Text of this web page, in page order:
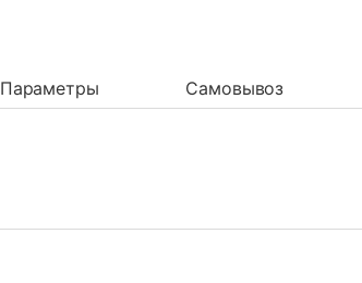
Параметры Самовывоз